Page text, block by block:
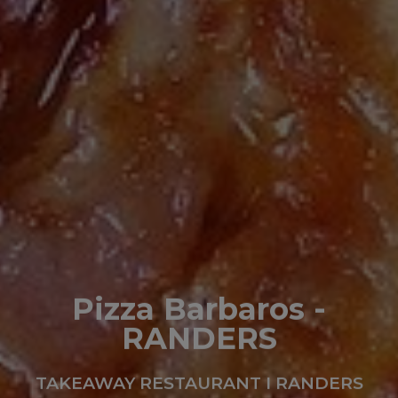
Pizza Barbaros -
RANDERS
TAKEAWAY RESTAURANT I RANDERS